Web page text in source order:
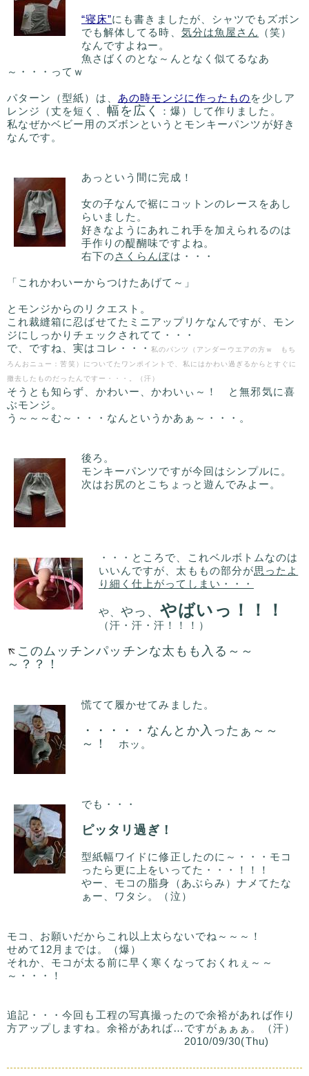
“寝床”にも書きましたが、シャツでもズボン
でも解体してる時、 気分は魚屋さん
（笑）
なんですよねー。
魚さばくのとな～んとなく似てるなあ
～・・・ってｗ
パターン（型紙）は、 あの時モンジに作ったものを少しア
レンジ（丈を短く、 幅を広く
：爆）して作りました。
私なぜかベビー用のズボンというとモンキーパンツが好き
なんです。
あっという間に完成！
女の子なんで裾にコットンのレースをあし
らいました。
好きなようにあれこれ手を加えられるのは
手作りの醍醐味ですよね。
右下のさくらんぼは・・・
「これかわいーからつけたあげて～」
とモンジからのリクエスト。
これ裁縫箱に忍ばせてたミニアップリケなんですが、モン
ジにしっかりチェックされてて・・・
で、ですね、実はコレ・・・
私のパンツ（アンダーウエアの方ｗ もち
ろんおニュー：苦笑）についてたワンポイントで、私にはかわい過ぎるからとすぐに
撤去したものだったんですー・・・。（汗）
そうとも知らず、かわいー、かわいぃ～！ と無邪気に喜
ぶモンジ。
う～～～む～・・・なんというかあぁ～・・・。
後ろ。
モンキーパンツですが今回はシンプルに。
次はお尻のとこちょっと遊んでみよー。
・・・ところで、これベルボトムなのは
いいんですが、太ももの部分が思ったよ
り細く仕上がってしまい・・・
や、やっ、やばいっ！！！
（汗・汗・汗！！！）
このムッチンパッチンな太もも入る～～
～？？！
慌てて履かせてみました。
・・・・・なんとか入ったぁ～～
～！
ホッ。
でも・・・
ピッタリ過ぎ！
型紙幅ワイドに修正したのに～・・・モコ
ったら更に上をいってた・・・！！！
やー、モコの脂身（あぶらみ）ナメてたな
ぁー、ワタシ。（泣）
モコ、お願いだからこれ以上太らないでね～～～！
せめて12月までは。（爆）
それか、モコが太る前に早く寒くなっておくれぇ～～
～・・・！
追記・・・今回も工程の写真撮ったので余裕があれば作り
方アップしますね。余裕があれば…ですがぁぁぁ。（汗）
2010/09/30(Thu)